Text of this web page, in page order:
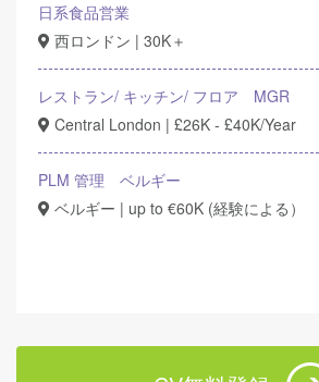
日系食品営業
西ロンドン | 30K＋
レストラン/ キッチン/ フロア MGR
Central London | £26K - £40K/Year
PLM 管理 ベルギー
ベルギー | up to €60K (経験による）